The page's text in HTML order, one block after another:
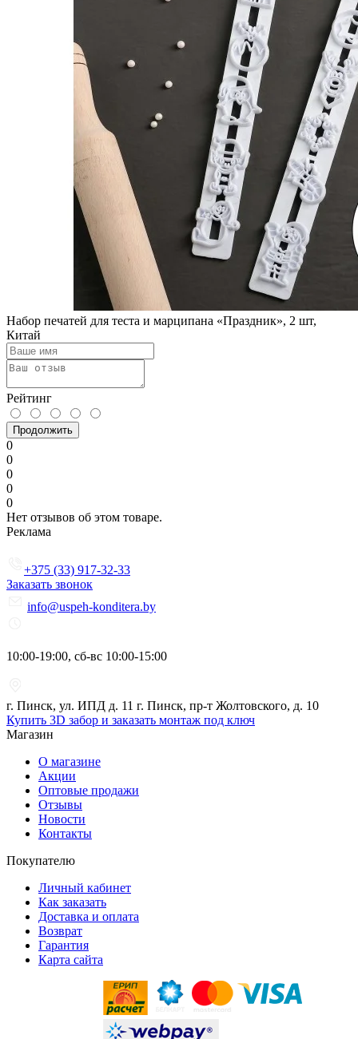
Набор печатей для теста и марципана «Праздник», 2 шт,
Китай
Рейтинг
Продолжить
0
0
0
0
0
Нет отзывов об этом товаре.
Реклама
+375 (33) 917-32-33
Заказать звонок
info@uspeh-konditera.by
10:00-19:00, сб-вс 10:00-15:00
г. Пинск, ул. ИПД д. 11 г. Пинск, пр-т Жолтовского, д. 10
Купить 3D забор и заказать монтаж под ключ
Магазин
О магазине
Акции
Оптовые продажи
Отзывы
Новости
Контакты
Покупателю
Личный кабинет
Как заказать
Доставка и оплата
Возврат
Гарантия
Карта сайта